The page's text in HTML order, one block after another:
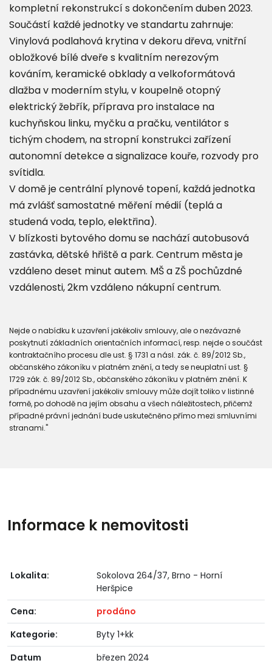
kompletní rekonstrukcí s dokončením duben 2023.
Součástí každé jednotky ve standartu zahrnuje:
Vinylová podlahová krytina v dekoru dřeva, vnitřní
obložkové bílé dveře s kvalitním nerezovým
kováním, keramické obklady a velkoformátová
dlažba v moderním stylu, v koupelně otopný
elektrický žebřík, příprava pro instalace na
kuchyňskou linku, myčku a pračku, ventilátor s
tichým chodem, na stropní konstrukci zařízení
autonomní detekce a signalizace kouře, rozvody pro
svítidla.
V domě je centrální plynové topení, každá jednotka
má zvlášť samostatné měření médií (teplá a
studená voda, teplo, elektřina).
V blízkosti bytového domu se nachází autobusová
zastávka, dětské hřiště a park. Centrum města je
vzdáleno deset minut autem. MŠ a ZŠ pochůzdné
vzdálenosti, 2km vzdáleno nákupní centrum.
Nejde o nabídku k uzavření jakékoliv smlouvy, ale o nezávazné
poskytnutí základních orientačních informací, resp. nejde o součást
kontraktačního procesu dle ust. § 1731 a násl. zák. č. 89/2012 Sb.,
občanského zákoníku v platném znění, a tedy se neuplatní ust. §
1729 zák. č. 89/2012 Sb., občanského zákoníku v platném znění. K
případnému uzavření jakékoliv smlouvy může dojít toliko v listinné
formě, po dohodě na jejím obsahu a všech náležitostech, přičemž
případné právní jednání bude uskutečněno přímo mezi smluvními
stranami."
Informace k nemovitosti
Lokalita:
Sokolova 264/37, Brno - Horní
Heršpice
Cena:
prodáno
Kategorie:
Byty 1+kk
Datum
březen 2024